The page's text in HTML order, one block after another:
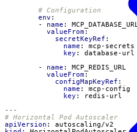
# Configuration
env :
- name :
MCP_DATABASE_URL
valueFrom:
secretKeyRef :
name :
mcp-secrets
key :
database-url
- name :
MCP_REDIS_URL
valueFrom:
configMapKeyRef :
name :
mcp-config
key :
redis-url
---
# Horizontal Pod Autoscaler
apiVersion :
autoscaling/v2